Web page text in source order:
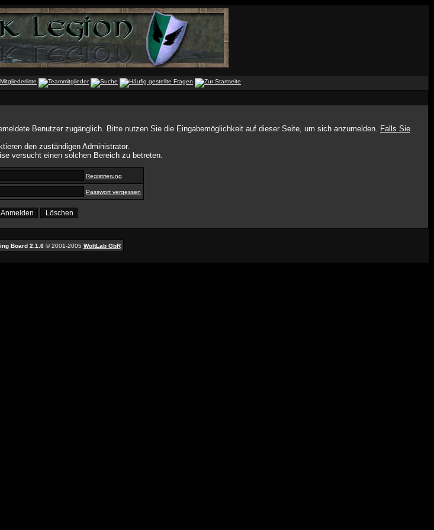
Benutzer zugänglich. Bitte nutzen Sie die Eingabemöglichkeit auf dieser Seite, um sich anzumelden. Falls Sie
den zuständigen Administrator.
versucht einen solchen Bereich zu betreten.
Registrierung
Passwort vergessen
Board 2.1.6© 2001-2005 WoltLab GbR